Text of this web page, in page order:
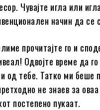
Чувајте игла или
начин да се
прочитајте го и
Одвојте време да
од тебе. Татко ми
не знаев за
постепено пукаат.